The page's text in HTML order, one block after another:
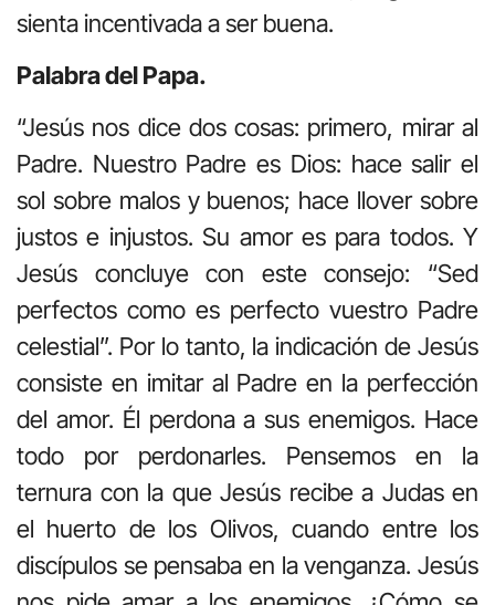
sienta incentivada a ser buena.
Palabra del Papa.
“Jesús nos dice dos cosas: primero, mirar al
Padre. Nuestro Padre es Dios: hace salir el
sol sobre malos y buenos; hace llover sobre
justos e injustos. Su amor es para todos. Y
Jesús concluye con este consejo: “Sed
perfectos como es perfecto vuestro Padre
celestial”. Por lo tanto, la indicación de Jesús
consiste en imitar al Padre en la perfección
del amor. Él perdona a sus enemigos. Hace
todo por perdonarles. Pensemos en la
ternura con la que Jesús recibe a Judas en
el huerto de los Olivos, cuando entre los
discípulos se pensaba en la venganza. Jesús